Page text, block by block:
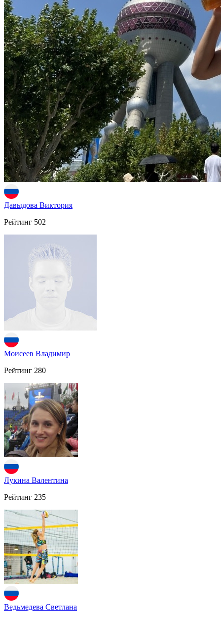
Давыдова Виктория
Рейтинг 502
Моисеев Владимир
Рейтинг 280
Лукина Валентина
Рейтинг 235
Ведьмедева Светлана